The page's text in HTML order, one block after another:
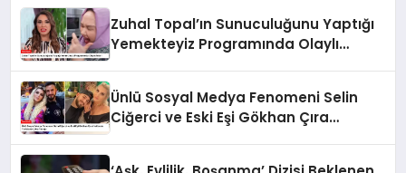
Zuhal Topal’ın Sunuculuğunu Yaptığı
Yemekteyiz Programında Olaylı
Ünlü Sosyal Medya Fenomeni Selin
Ciğerci ve Eski Eşi Gökhan Çıra